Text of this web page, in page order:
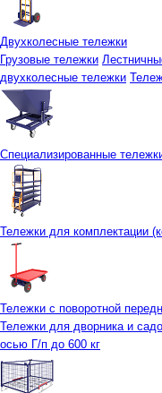
Двухколесные тележки
Грузовые тележки
двухколесные тележки
Специализированные
Тележки для комплектации
Тележки с поворотной
Тележки для дворника и
осью Г/п до 600 кг